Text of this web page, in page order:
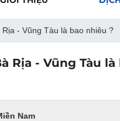
- Vũng Tàu là bao nhiêu ?
Rịa - Vũng Tàu là
Nam